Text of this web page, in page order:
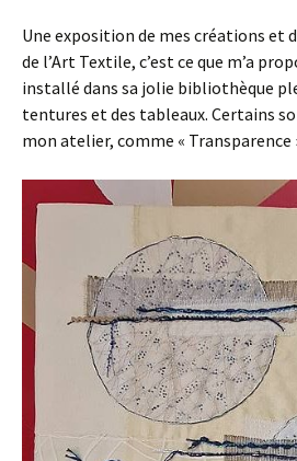
Une exposition de mes créations et
de l’Art Textile, c’est ce que m’a
installé dans sa jolie bibliothèque
tentures et des tableaux. Certains
mon atelier, comme « Transparence